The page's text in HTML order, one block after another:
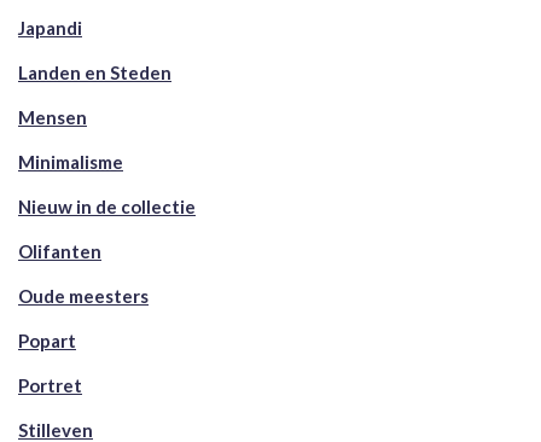
Japandi
Landen en Steden
Mensen
Minimalisme
Nieuw in de collectie
Olifanten
Oude meesters
Popart
Portret
Stilleven